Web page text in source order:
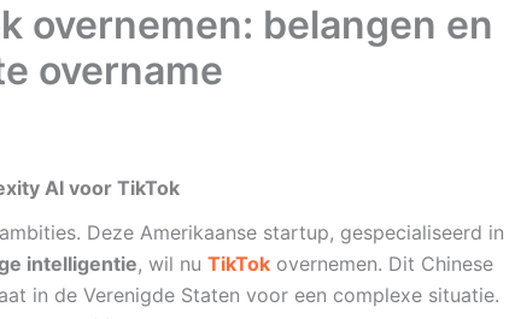
overnemen: belangen en
overname
AI voor TikTok
Deze Amerikaanse startup, gespecialiseerd in
intelligentie, wil nu TikTok overnemen. Dit Chinese
in de Verenigde Staten voor een complexe situatie.